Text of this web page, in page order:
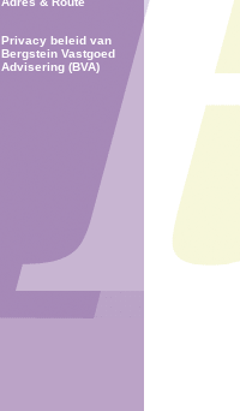
Privacy beleid van
Bergstein Vastgoed
Advisering (BVA)